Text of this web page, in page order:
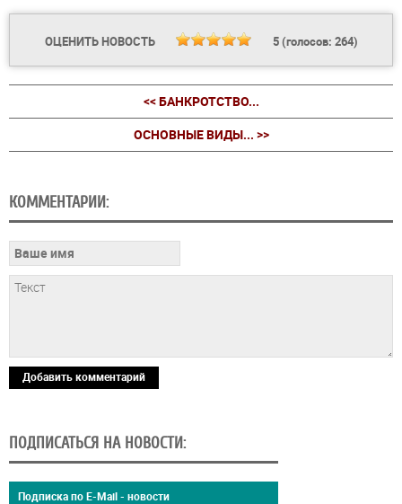
ОЦЕНИТЬ НОВОСТЬ 5(голосов: 264)
<< БАНКРОТСТВО...
ОСНОВНЫЕ ВИДЫ... >>
КОММЕНТАРИИ:
Добавить комментарий
ПОДПИСАТЬСЯ НА НОВОСТИ:
Подписка по E-Mail - новости